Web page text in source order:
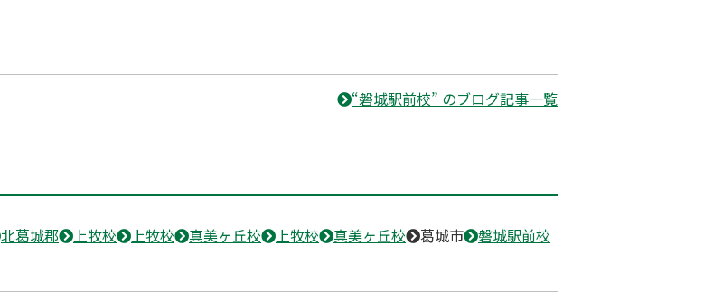
“磐城駅前校” のブログ記事一覧
北葛城郡 上牧校 上牧校 真美ヶ丘校 上牧校 真美ヶ丘校 葛城市
磐城駅前校